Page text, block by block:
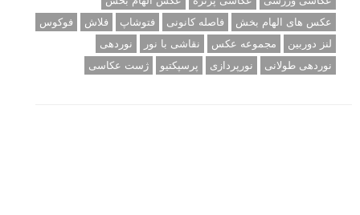
عکس های الهام بخش
فاصله کانونی فتوشاپ فلاش
فوکوس
لنز دوربین
مجموعه عکس نقاشی با نور
نوردهی
نوردهی طولانی
نورپردازی پرسپکتیو ژست عکاسی